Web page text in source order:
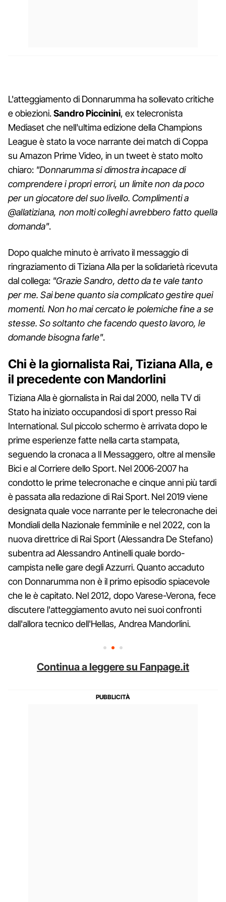
L'atteggiamento di Donnarumma ha sollevato critiche
e obiezioni.Sandro Piccinini, ex telecronista
Mediaset che nell'ultima edizione della Champions
League è stato la voce narrante dei match di Coppa
su Amazon Prime Video, in un tweet è stato molto
chiaro: "Donnarumma si dimostra incapace di
comprendere i propri errori, un limite non da poco
per un giocatore del suo livello. Complimenti a
@allatiziana, non molti colleghi avrebbero fatto quella
domanda".
Dopo qualche minuto è arrivato il messaggio di
ringraziamento di Tiziana Alla per la solidarietà ricevuta
dal collega: "Grazie Sandro, detto da te vale tanto
per me. Sai bene quanto sia complicato gestire quei
momenti. Non ho mai cercato le polemiche fine a se
stesse. So soltanto che facendo questo lavoro, le
domande bisogna farle".
Chi è la giornalista Rai, Tiziana Alla, e
il precedente con Mandorlini
Tiziana Alla è giornalista in Rai dal 2000, nella TV di
Stato ha iniziato occupandosi di sport presso Rai
International. Sul piccolo schermo è arrivata dopo le
prime esperienze fatte nella carta stampata,
seguendo la cronaca a Il Messaggero, oltre al mensile
Bici e al Corriere dello Sport. Nel 2006-2007 ha
condotto le prime telecronache e cinque anni più tardi
è passata alla redazione di Rai Sport. Nel 2019 viene
designata quale voce narrante per le telecronache dei
Mondiali della Nazionale femminile e nel 2022, con la
nuova direttrice di Rai Sport (Alessandra De Stefano)
subentra ad Alessandro Antinelli quale bordo-
campista nelle gare degli Azzurri. Quanto accaduto
con Donnarumma non è il primo episodio spiacevole
che le è capitato. Nel 2012, dopo Varese-Verona, fece
discutere l'atteggiamento avuto nei suoi confronti
dall'allora tecnico dell'Hellas, Andrea Mandorlini.
Continua a leggere su Fanpage.it